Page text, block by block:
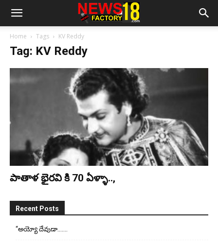
Home Tags KV Reddy
Tag: KV Reddy
పాతాళ భైరవి కి 70 ఏళ్ళా..,
Recent Posts
“అయ్యో దేవుడా…….